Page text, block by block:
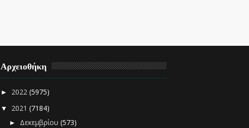
Αρχειοθήκη
► 2022 (5975)
▼ 2021 (7184)
► Δεκεμβρίου (573)